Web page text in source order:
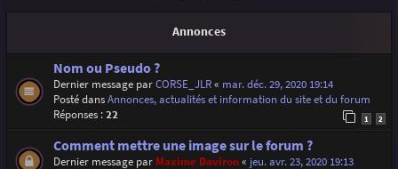
r
Annonces
Nom ou Pseudo ?
Dernier message parCORSE_JLR« mar. déc. 29, 2020 19:14
Posté dansAnnonces, actualités et information du site et du forum
Réponses :22 1 2
Comment mettre une image sur le forum ?
Dernier message par Maxime Daviron« jeu. avr. 23, 2020 19:13